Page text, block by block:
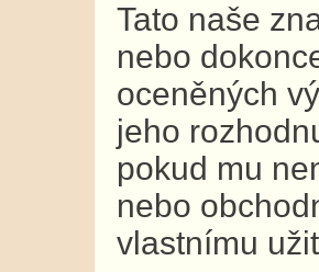
Tato naše
nebo
oceněných
jeho
pokud mu
nebo
vlastnímu